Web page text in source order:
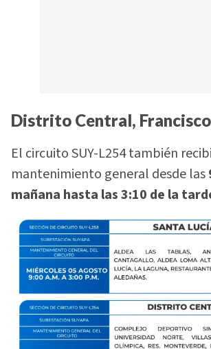
Distrito Central,
El circuito SUY-L254 también
mantenimiento general desde las
mañana hasta las 3:10 de la